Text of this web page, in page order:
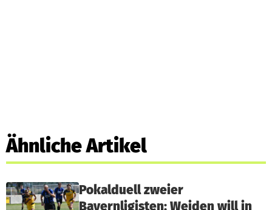
Ähnliche Artikel
Pokalduell zweier
Bayernligisten: Weiden will in